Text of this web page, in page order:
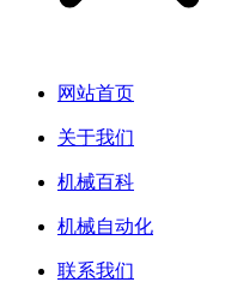
网站首页
关于我们
机械百科
机械自动化
联系我们